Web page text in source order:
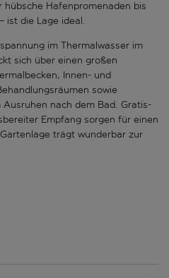
Hafenpromenaden bis
ist die Lage ideal.
im Thermalwasser im
sich über einen großen
Innen- und
sowie
nach dem Bad. Gratis-
Empfang sorgen für einen
trägt wunderbar zur